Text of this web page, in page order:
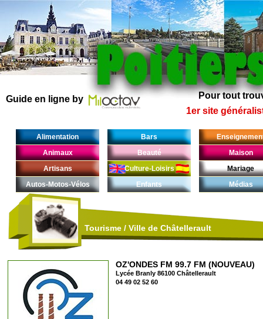
Pour tout
1er site
Guide en ligne by
Alimentation
Animaux
Artisans
Autos-Motos-Vélos
Bars
Beauté
Culture-Loisirs
Enfants
Maison
Mariage
Médias
Tourisme / Ville de Châtellerault
OZ'ONDES FM 99.7 FM (NOUVEAU)
Lycée Branly 86100 Châtellerault
04 49 02 52 60